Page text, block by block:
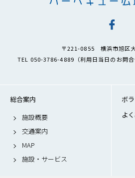
〒221-0855 横浜市旭区
TEL 050-3786-4889（利用日当日のお問
総合案内
施設概要
交通案内
MAP
施設・サービス
ボ
よ